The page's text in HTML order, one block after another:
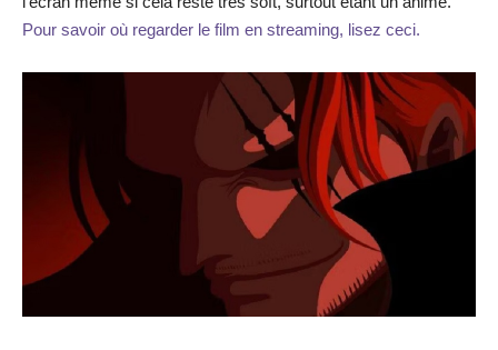
Pour savoir où regarder le film en streaming, lisez ceci.